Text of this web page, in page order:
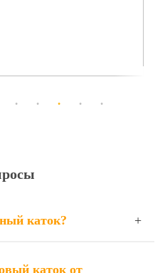
каток?
каток от